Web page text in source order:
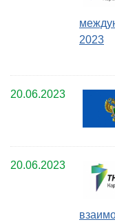
2023
20.06.2023
20.06.2023